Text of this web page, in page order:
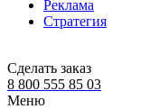
Реклама
Стратегия
Сделать заказ
8 800 555 85 03
Меню